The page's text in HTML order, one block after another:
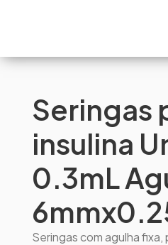
Seringas
insulina
0.3mL
Seringas com agulha